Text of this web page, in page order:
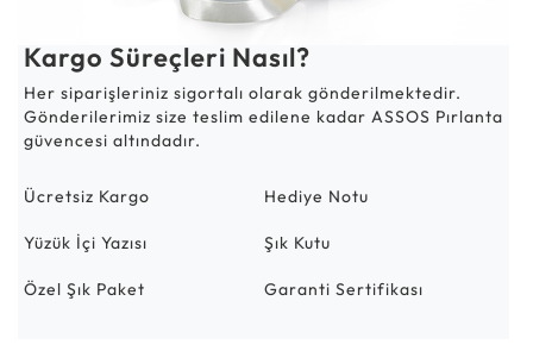
Kargo Süreçleri Nasıl?
Her siparişleriniz sigortalı olarak gönderilmektedir.
Gönderilerimiz size teslim edilene kadar ASSOS Pırlanta
güvencesi altındadır.
Ücretsiz Kargo Hediye Notu
Yüzük İçi Yazısı Şık Kutu
Özel Şık Paket Garanti Sertifikası